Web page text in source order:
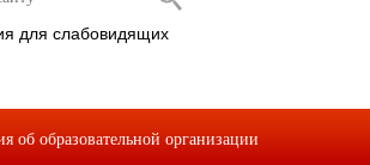
учебных
для слабовидящих
об образовательной организации